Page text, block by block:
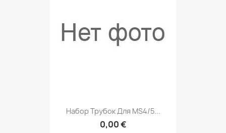
Набор Трубок Для MS4/5...
0,00 €